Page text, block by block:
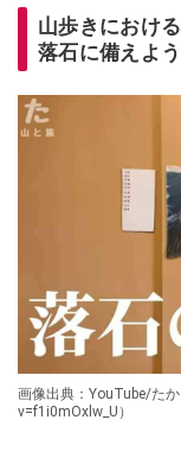
山歩きにおけ
落石に備えよう
画像出典：YouTube/た
v=f1i0mOxlw_U）